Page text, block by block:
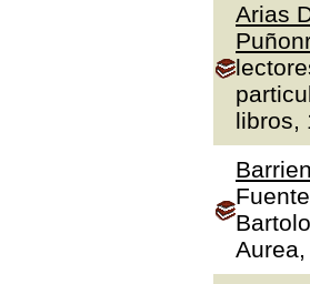
Arias
libros,